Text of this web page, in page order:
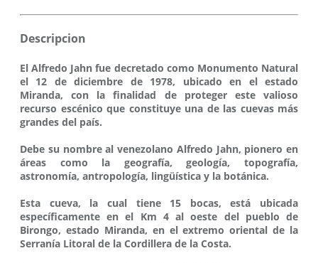
Descripcion
El Alfredo Jahn fue decretado como Monumento Natural
el 12 de diciembre de 1978, ubicado en el estado
Miranda, con la finalidad de proteger este valioso
recurso escénico que constituye una de las cuevas más
grandes del país.
Debe su nombre al venezolano Alfredo Jahn, pionero en
áreas como la geografía, geología, topografía,
astronomía, antropología, lingüística y la botánica.
Esta cueva, la cual tiene 15 bocas, está ubicada
específicamente en el Km 4 al oeste del pueblo de
Birongo, estado Miranda, en el extremo oriental de la
Serranía Litoral de la Cordillera de la Costa.